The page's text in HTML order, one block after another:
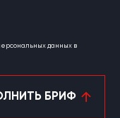
данных в
БРИФ